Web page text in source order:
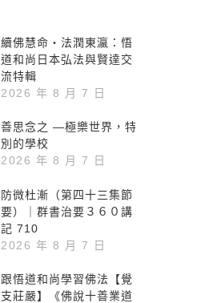
續佛慧命‧法潤東瀛：悟
道和尚日本弘法與賢達交
流特輯
2026 年 8 月 7 日
善思念之 —極樂世界，特
別的學校
2026 年 8 月 7 日
防微杜漸（第四十三集節
要）｜群書治要３６０講
記 710
2026 年 8 月 7 日
跟悟道和尚學習佛法【覺
支莊嚴】《佛說十善業道